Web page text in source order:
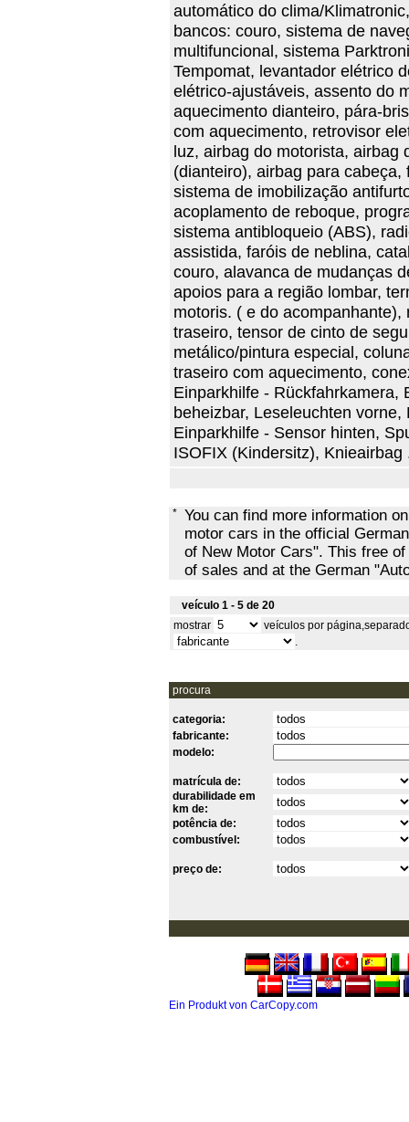
automático do clima/
bancos: couro, sistema de
multifuncional, sistema
Tempomat, levantador elétrico
elétrico-ajustáveis, assento do
aquecimento dianteiro, pára-
com aquecimento, retrovisor
luz, airbag do motorista, airbag
(dianteiro), airbag para
sistema de imobilização
acoplamento de reboque,
sistema antibloqueio (ABS),
assistida, faróis de neblina,
couro, alavanca de mudanças
apoios para a região lombar,
motoris. ( e do
traseiro, tensor de cinto de
metálico/pintura especial,
traseiro com aquecimento,
Einparkhilfe - Rückfahrkamera,
beheizbar, Leseleuchten
Einparkhilfe - Sensor hinten,
ISOFIX (Kindersitz),
* You can find more information
motor cars in the official
of New Motor Cars". This free
of sales and at the German
veículo 1 - 5 de 20
mostrar
veículos por
.
procura
categoria:
fabricante:
modelo:
matrícula de:
durabilidade em
km de:
potência de:
combustível:
preço de:
Ein Produkt von CarCopy.com